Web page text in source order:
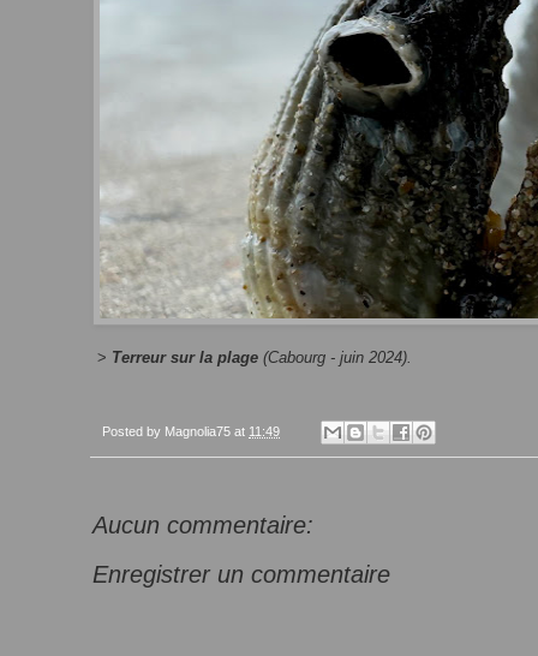
> Terreur sur la plage (Cabourg - juin 2024).
Posted by Magnolia75 at 11:49
Aucun commentaire:
Enregistrer un commentaire